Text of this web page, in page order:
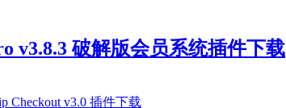
v3.8.3 破解版会员系统插件下载